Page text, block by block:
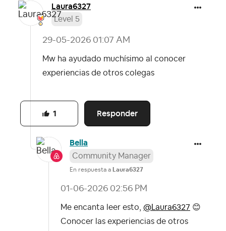
Laura6327
Level 5
‎29-05-2026 01:07 AM
Mw ha ayudado muchísimo al conocer
experiencias de otros colegas
Responder
1
Bella
Community Manager
En respuesta a Laura6327
‎01-06-2026 02:56 PM
Me encanta leer esto, @Laura6327 😊
Conocer las experiencias de otros